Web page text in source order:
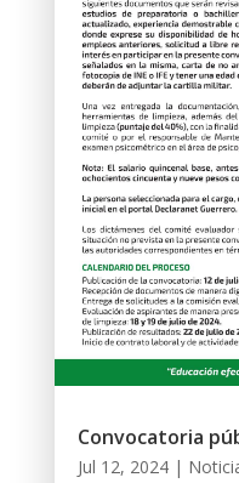
Convocatoria
Jul 12, 2024|